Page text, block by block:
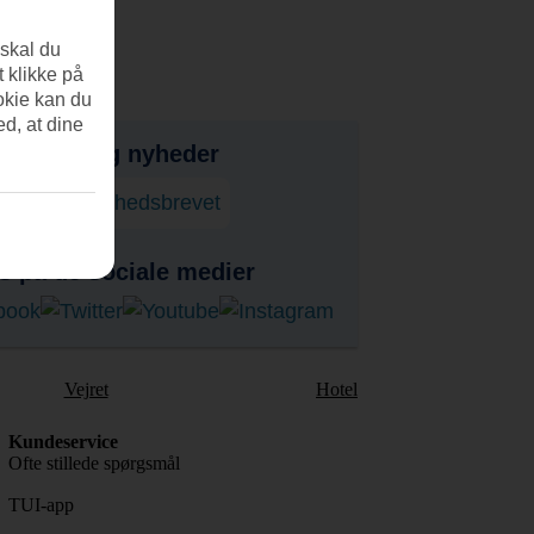
tips og nyheder
på nyhedsbrevet
på de sociale medier
Vejret Hotel
Kundeservice
Ofte stillede spørgsmål
TUI-app
du
klikke på
kan du
at dine